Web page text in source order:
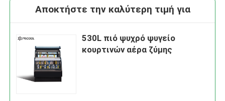
Αποκτήστε την καλύτερη τιμή για
530L πιό ψυχρό ψυγείο
κουρτινών αέρα ζύμης